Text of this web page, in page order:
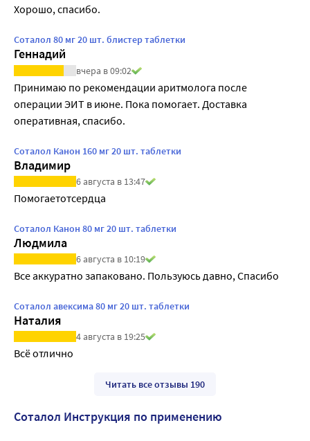
Хорошо, спасибо.
Соталол 80 мг 20 шт. блистер таблетки
Геннадий
вчера в 09:02
Принимаю по рекомендации аритмолога после
операции ЭИТ в июне. Пока помогает. Доставка
оперативная, спасибо.
Соталол Канон 160 мг 20 шт. таблетки
Владимир
6 августа в 13:47
Помогаетотсердца
Соталол Канон 80 мг 20 шт. таблетки
Людмила
6 августа в 10:19
Все аккуратно запаковано. Пользуюсь давно, Спасибо
Соталол авексима 80 мг 20 шт. таблетки
Наталия
4 августа в 19:25
Всё отлично
Читать все отзывы 190
Соталол Инструкция по применению